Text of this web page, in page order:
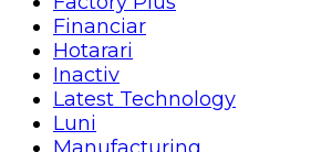
Financiar
Hotarari
Inactiv
Latest Technology
Luni